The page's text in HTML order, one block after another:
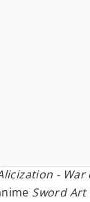
-
Sword Art